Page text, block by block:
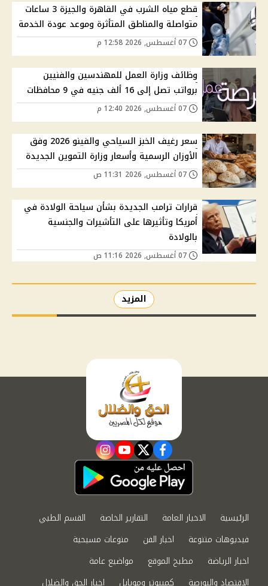
قطع مياه الشرب في القاهرة والجيزة 3 ساعات
متواصلة والمناطق المتأثرة وموعد عودة الخدمة
وظائف وزارة العمل للمهندسين والفنيين
برواتب تصل إلى 16 ألف جنيه في 9 محافظات
سعر رغيف الخبز السياحي والفينو 2026 وفق
الأوزان الرسمية وأسعار وزارة التموين الجديدة
قرارات ترامب الجديدة بشأن سياحة الولادة في
أمريكا وتأثيرها على التأشيرات والجنسية
بالولادة
المزيد
facebook
twitter
youtube
instagram
الرئيسية الاخبار العامة التقارير الخاصة
القسم الطبي
فيديوهات متنوعة
اخبار الفن
منوعات مسيحية
اخبار الرياضة
مطبخ الموقع
مواضيع عامة
الاقتصاد والبورصة
كمبيوتر وموبايل اخبار الحق والضلال